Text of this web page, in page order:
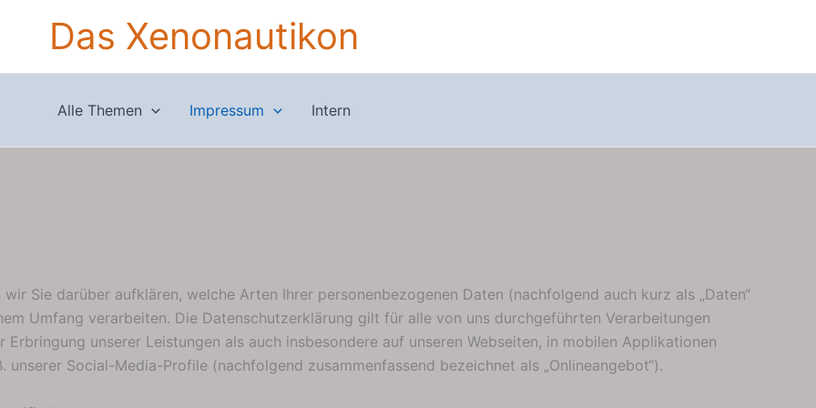
Das Xenonautikon
Alle Themen Impressum Intern
Sie darüber aufklären, welche Arten Ihrer personenbezogenen Daten (nachfolgend auch kurz als „Daten“
Umfang verarbeiten. Die Datenschutzerklärung gilt für alle von uns durchgeführten Verarbeitungen
unserer Leistungen als auch insbesondere auf unseren Webseiten, in mobilen Applikationen
Social-Media-Profile (nachfolgend zusammenfassend bezeichnet als „Onlineangebot“).